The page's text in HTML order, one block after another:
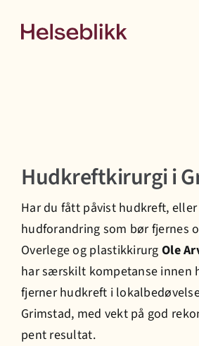
Medlemskap
Hud
Helseattester
Om oss
Hudkreftkirurgi i
Har du fått påvist hudkreft, eller
hudforandring som bør fjernes
Overlege og plastikkirurgOle
har særskilt kompetanse innen
fjerner hudkreft i
Grimstad, med vekt på god
pent resultat.